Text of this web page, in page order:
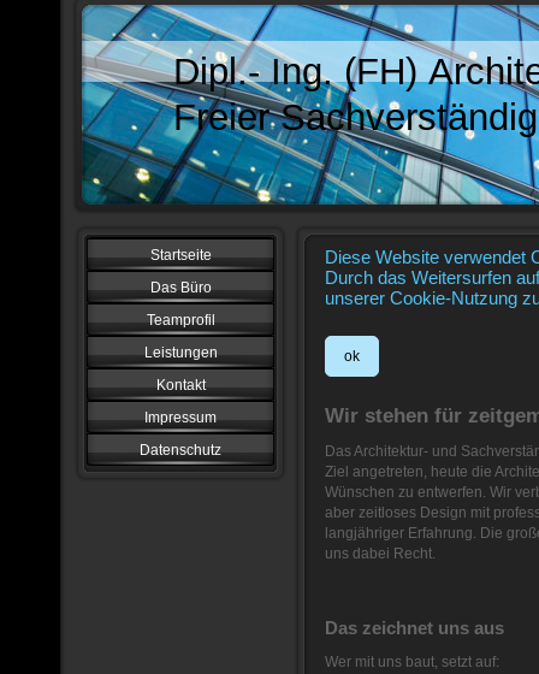
Dipl.- Ing. (FH)
Freier
Startseite
Das Büro
Teamprofil
Leistungen
Kontakt
Impressum
Datenschutz
Diese Website verwendet
Durch das Weitersurfen
unserer Cookie-Nutzung
ok
Wir stehen für
Das Architektur- und
Ziel angetreten, heute die
Wünschen zu entwerfen. Wir
aber zeitloses Design mit
langjähriger Erfahrung. Die
uns dabei Recht.
Das zeichnet uns aus
Wer mit uns baut, setzt auf: